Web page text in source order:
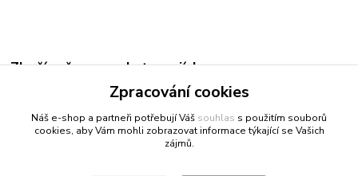
Zboží zařazeno v kategoriích
Zpracování cookies
Náš e-shop a partneři potřebují Váš souhlas s použitím souborů
cookies, aby Vám mohli zobrazovat informace týkající se Vašich
zájmů.